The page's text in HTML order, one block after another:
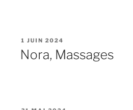
PUBLIÉ
LE
1 JUIN 2024
Nora, Massages